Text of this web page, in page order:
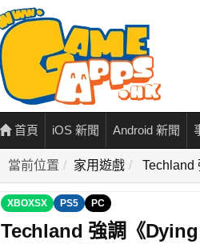
首頁 iOS 新聞 Android 新聞
當前位置 家用遊戲 Techland
XBOXSX PS5 PC
Techland 強調《